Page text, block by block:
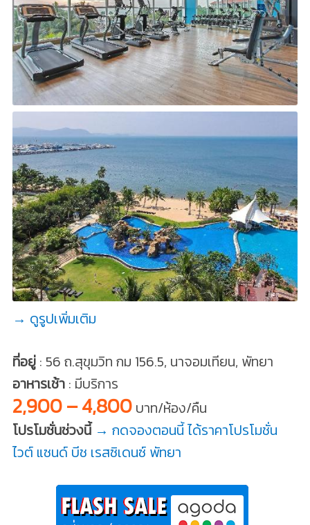
→ ดูรูปเพิ่มเติม
ที่อยู่: 56 ถ.สุขุมวิท กม 156.5, นาจอมเทียน, พัทยา
อาหารเช้า: มีบริการ
2,900 – 4,800บาท/ห้อง/คืน
โปรโมชั่นช่วงนี้ → กดจองตอนนี้ ได้ราคาโปรโมชั่น
ไวต์ แซนด์ บีช เรสซิเดนซ์ พัทยา